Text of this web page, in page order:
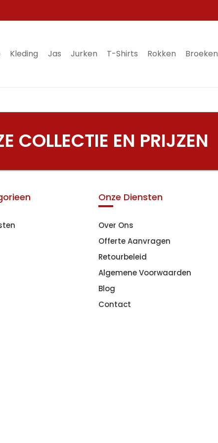
Kleding Jas Jurken T-Shirts Rokken Broeken
COLLECTIE EN PRIJZEN
Onze Diensten
Over Ons
Offerte Aanvragen
Retourbeleid
Algemene Voorwaarden
Blog
Contact